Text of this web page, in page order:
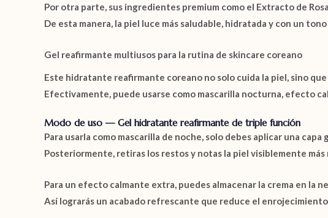
Por otra parte, sus ingredientes premium como el Extracto de
De esta manera, la piel luce más saludable, hidratada y con un
Gel reafirmante multiusos para la rutina de skincare coreano
Este hidratante reafirmante coreano no solo cuida la piel, sino
Efectivamente, puede usarse como mascarilla nocturna, efecto
Modo de uso — Gel hidratante reafirmante de triple función
Para usarla como mascarilla de noche, solo debes aplicar una
Posteriormente, retiras los restos y notas la piel visiblemente
Para un efecto calmante extra, puedes almacenar la crema en la
Así lograrás un acabado refrescante que reduce el